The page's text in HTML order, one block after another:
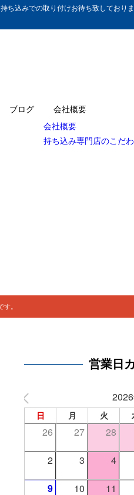
込みでの取り付けお待ち致しており
ブログ
会社概要
会社概要
持ち込み専門店のこだわ
。
営業日
日 月 火
26 27 28
2 3 4
9 10 11